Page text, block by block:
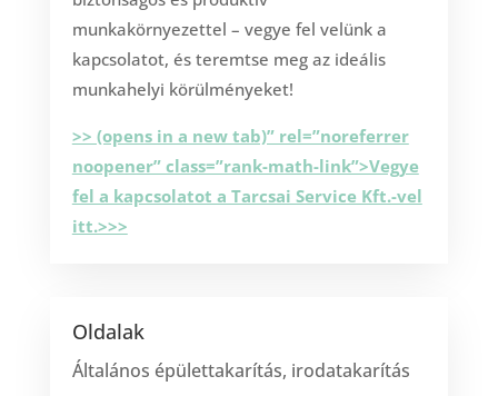
munkakörnyezettel – vegye fel velünk a
kapcsolatot, és teremtse meg az ideális
munkahelyi körülményeket!
>> (opens in a new tab)” rel=”noreferrer
noopener” class=”rank-math-link”>Vegye
fel a kapcsolatot a Tarcsai Service Kft.-vel
itt.>>>
Oldalak
Általános épülettakarítás, irodatakarítás